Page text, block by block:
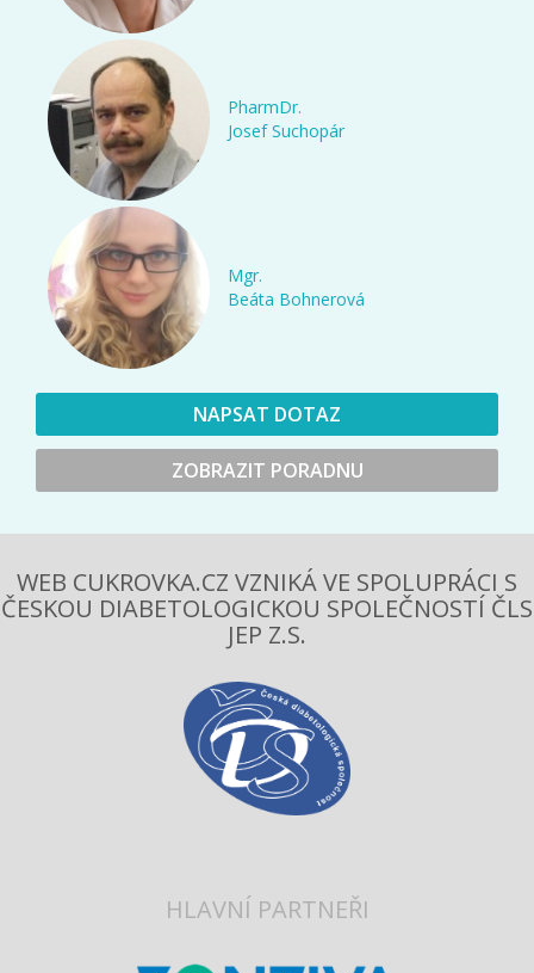
PharmDr.
Josef Suchopár
Mgr.
Beáta Bohnerová
NAPSAT DOTAZ
ZOBRAZIT PORADNU
WEB CUKROVKA.CZ VZNIKÁ VE SPOLUPRÁCI S
ČESKOU DIABETOLOGICKOU SPOLEČNOSTÍ ČLS
JEP Z.S.
HLAVNÍ PARTNEŘI